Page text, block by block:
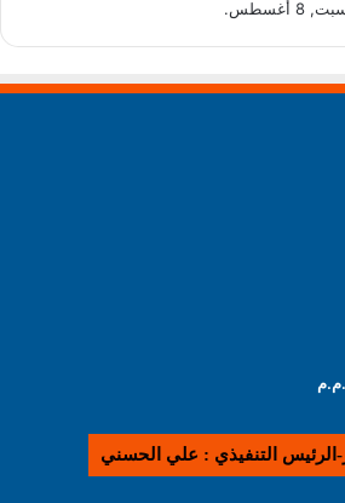
8 أغسطس.
الرئيس التنفيذي : علي الحسني